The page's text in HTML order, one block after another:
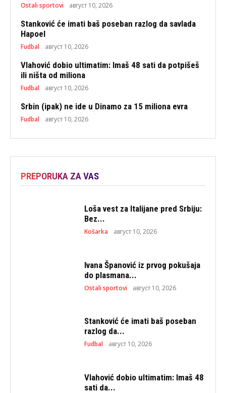
Ostali sportovi август 10, 2026
Stanković će imati baš poseban razlog da savlada
Hapoel
Fudbal август 10, 2026
Vlahović dobio ultimatim: Imaš 48 sati da potpišeš
ili ništa od miliona
Fudbal август 10, 2026
Srbin (ipak) ne ide u Dinamo za 15 miliona evra
Fudbal август 10, 2026
PREPORUKA ZA VAS
Loša vest za Italijane pred Srbiju:
Bez...
Košarka август 10, 2026
Ivana Španović iz prvog pokušaja
do plasmana...
Ostali sportovi август 10, 2026
Stanković će imati baš poseban
razlog da...
Fudbal август 10, 2026
Vlahović dobio ultimatim: Imaš 48
sati da...